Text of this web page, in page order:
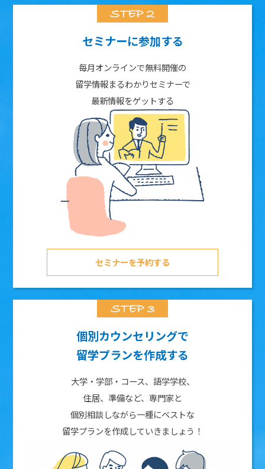
セミナーに参加する
毎月オンラインで無料開催の
留学情報まるわかりセミナーで
最新情報をゲットする
セミナーを予約する
個別カウンセリングで
留学プランを作成する
大学・学部・コース、語学学校、
住居、準備など、専門家と
個別相談しながら一種にベストな
留学プランを作成していきましょう！